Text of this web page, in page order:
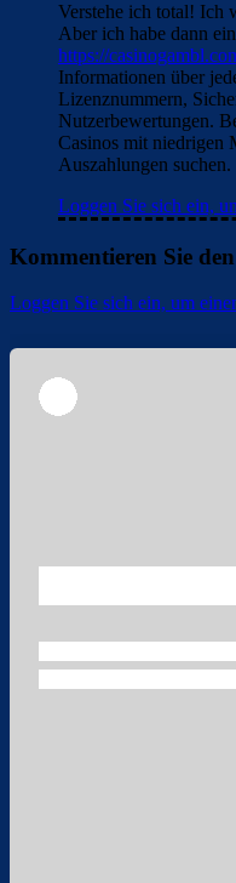
Verstehe ich total! Ich
Aber ich habe dann
https://
Informationen über
Lizenznummern,
Nutzerbewertungen.
Casinos mit niedrigen
Auszahlungen
Loggen Sie sich ein,
Kommentieren Sie
Loggen Sie sich ein, um